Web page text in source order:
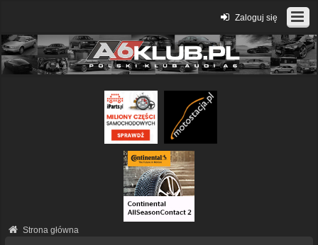
Zaloguj się
Strona główna